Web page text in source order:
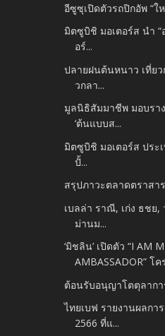
อีซูซุเปิดตัวรถปิกอัพ “ใ
มิตซูบิชิ มอเตอร์ส นำ “
อร์...
ปลายฝนต้นหนาว เที่ยว
วกลา...
มูลนิธิสัมมาชีพ มอบร
‘ต้นแบบส...
มิตซูบิชิ มอเตอร์ส ประ
ปั้...
สรุปภาวะตลาดตราสา
เบลล่า ราณี, เก่ง ธชย,
ม่านม...
‘มิชลิน’ เปิดตัว “I AM
AMBASSADOR” โค
ต้อนรับอนุญาโตตุลาก
ไทยเบฟ รายงานผลกา
2566 ที่แ...